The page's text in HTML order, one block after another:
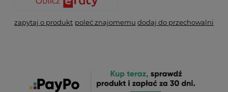
zapytaj o produkt poleć znajomemu dodaj do przechowalni